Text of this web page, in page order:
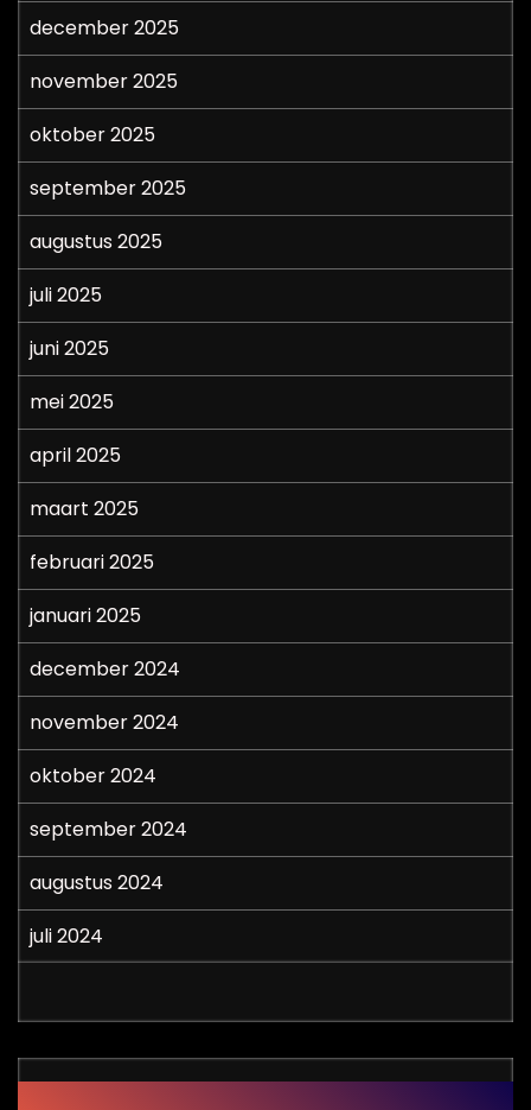
december 2025
november 2025
oktober 2025
september 2025
augustus 2025
juli 2025
juni 2025
mei 2025
april 2025
maart 2025
februari 2025
januari 2025
december 2024
november 2024
oktober 2024
september 2024
augustus 2024
juli 2024